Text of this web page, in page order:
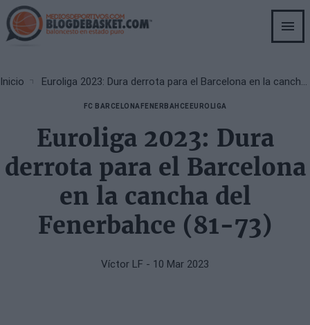
Skip
to
main
Breadcrumb
Inicio Euroliga 2023: Dura derrota para el Barcelona en la cancha del Fenerbahce (81-73)
FC BARCELONA FENERBAHCE EUROLIGA
Euroliga 2023: Dura
derrota para el Barcelona
en la cancha del
Fenerbahce (81-73)
Víctor LF - 10 Mar 2023